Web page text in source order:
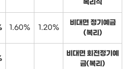
복리식
1.60% 1.20%
비대면 정기예금
(복리)
비대면 회전정기예
금(복리)